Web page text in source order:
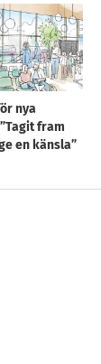
nya
fram
en känsla”